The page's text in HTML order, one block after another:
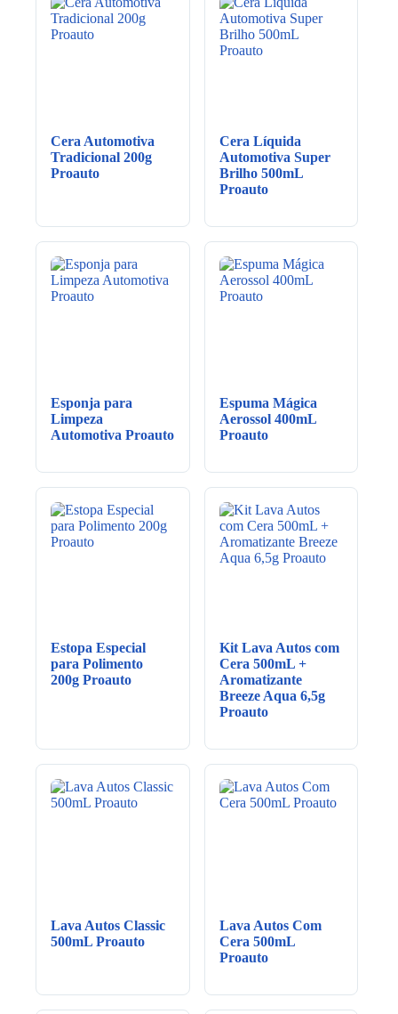
Cera Automotiva
Tradicional 200g
Proauto
Cera Líquida
Automotiva Super
Brilho 500mL
Proauto
Esponja para
Limpeza
Automotiva Proauto
Espuma Mágica
Aerossol 400mL
Proauto
Estopa Especial
para Polimento
200g Proauto
Kit Lava Autos com
Cera 500mL +
Aromatizante
Breeze Aqua 6,5g
Proauto
Lava Autos Classic
500mL Proauto
Lava Autos Com
Cera 500mL
Proauto